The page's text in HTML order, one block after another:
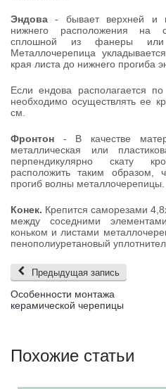
Эндова - бывает верхней и
нижнего расположения на
сплошной из фанеры
Металлочерепица
края листа до нижнего прогиба
Если ендова располагается
необходимо осуществлять ее
см.
Фронтон - В качестве
металлическая или
перпендикулярно скату
расположить таким образом,
прогиб волны металлочерепицы.
Конек. Крепится саморезами
между соседними
коньком и листами
пенополиуретановый
Предыдущая запись
Особенности монтажа
керамической черепицы
Похожие статьи